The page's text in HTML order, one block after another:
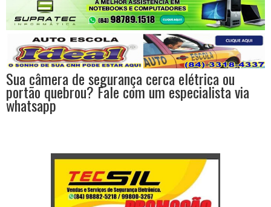
Sua câmera de segurança cerca elétrica ou
portão quebrou? Fale com um especialista via
whatsapp